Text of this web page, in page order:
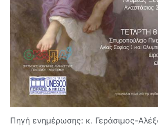
Πηγή ενημέρωσης: κ. Γεράσιμος-